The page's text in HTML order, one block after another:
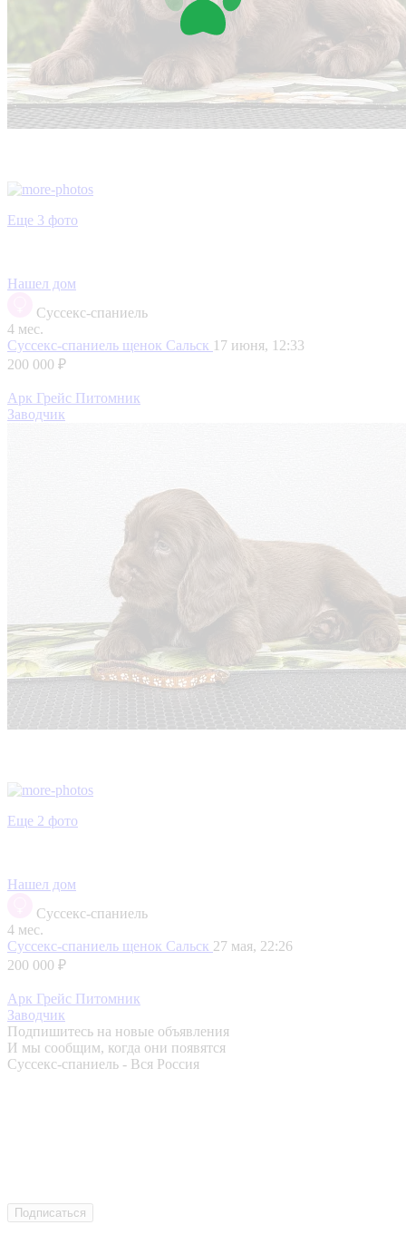
Еще 3 фото
Нашел дом
Суссекс-спаниель
4 мес.
Суссекс-спаниель щенок Сальск 17 июня, 12:33
200 000 ₽
Арк Грейс Питомник
Заводчик
Еще 2 фото
Нашел дом
Суссекс-спаниель
4 мес.
Суссекс-спаниель щенок Сальск 27 мая, 22:26
200 000 ₽
Арк Грейс Питомник
Заводчик
Подпишитесь на новые объявления
И мы сообщим, когда они появятся
Суссекс-спаниель - Вся Россия
Подписаться